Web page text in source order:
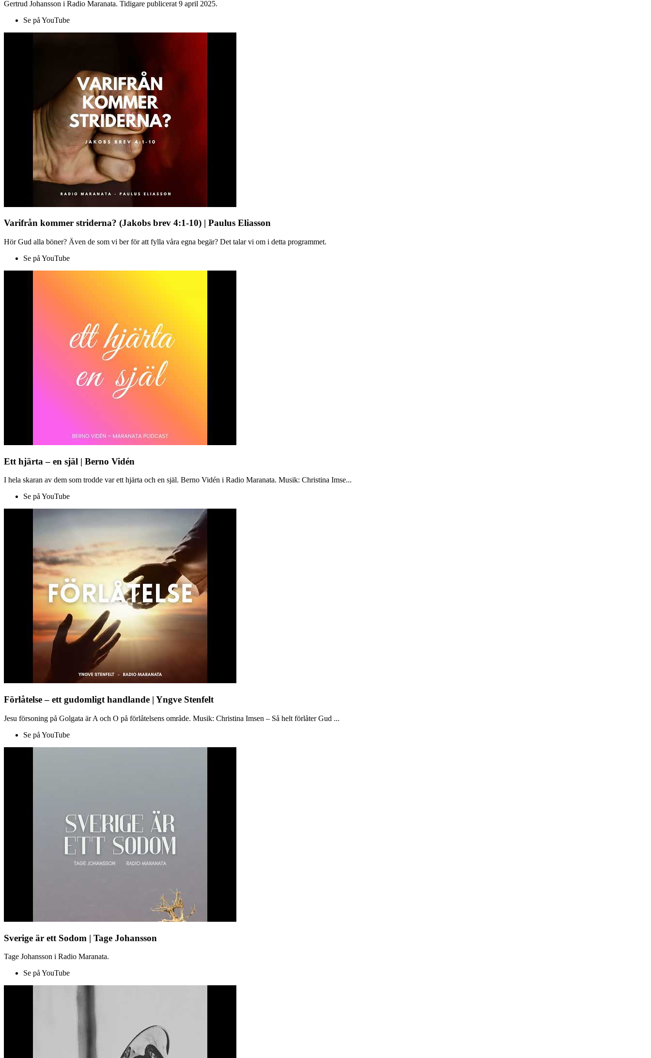
Gertrud Johansson i Radio Maranata. Tidigare publicerat 9 april 2025.
Se på YouTube
Varifrån kommer striderna? (Jakobs brev 4:1-10) | Paulus Eliasson
Hör Gud alla böner? Även de som vi ber för att fylla våra egna begär? Det talar vi om i detta programmet.
Se på YouTube
Ett hjärta – en själ | Berno Vidén
I hela skaran av dem som trodde var ett hjärta och en själ. Berno Vidén i Radio Maranata. Musik: Christina Imse...
Se på YouTube
Förlåtelse – ett gudomligt handlande | Yngve Stenfelt
Jesu försoning på Golgata är A och O på förlåtelsens område. Musik: Christina Imsen – Så helt förlåter Gud ...
Se på YouTube
Sverige är ett Sodom | Tage Johansson
Tage Johansson i Radio Maranata.
Se på YouTube